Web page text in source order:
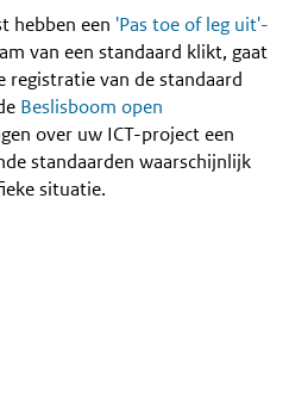
hebben een 'Pas toe of leg uit'-
van een standaard klikt, gaat
registratie van de standaard
Beslisboom open
over uw ICT-project een
standaarden waarschijnlijk
situatie.